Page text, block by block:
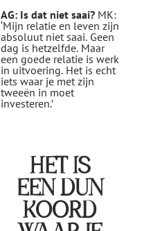
AG: Is dat niet saai?MK:
‘Mijn relatie en leven zijn
absoluut niet saai. Geen
dag is hetzelfde. Maar
een goede relatie is werk
in uitvoering. Het is echt
iets waar je met zijn
tweeën in moet
investeren.’
HET IS
EEN DUN
KOORD